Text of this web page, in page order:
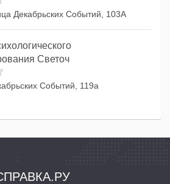
Декабрьских Событий, 103А
Светоч
Событий, 119а